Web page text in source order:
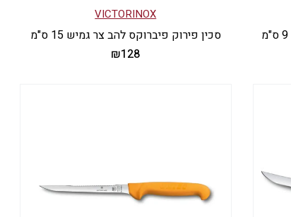
VICTORINOX
סכין פירוק פיברוקס להב צר גמיש 15 ס"מ
₪128